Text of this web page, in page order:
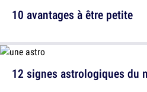
10 avantages à être petite
12 signes astrologiques du